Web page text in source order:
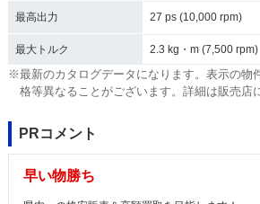
最高出力 27 ps (10,000 rpm)
最大トルク 2.3 kg・m (7,500 rpm)
※最新のカタログデータになります。表示の物
格等異なることがございます。詳細は販売店
PRコメント
早い物勝ち